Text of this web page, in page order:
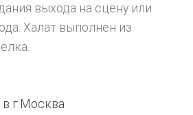
выхода на сцену или
Халат выполнен из
г. Москва